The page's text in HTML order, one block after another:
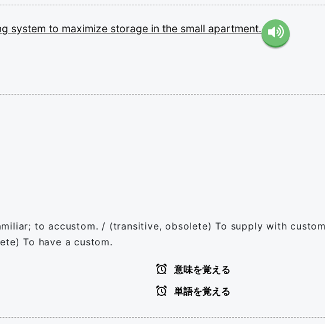
system to maximize storage in the small apartment.
to accustom. / (transitive, obsolete) To supply with
To have a custom.
意味を覚える
単語を覚える